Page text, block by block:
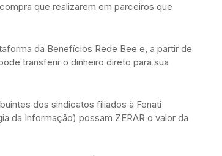
que realizarem em parceiros que
da Benefícios Rede Bee e, a partir de
transferir o dinheiro direto para sua
dos sindicatos filiados à Fenati
da Informação) possam ZERAR o valor da